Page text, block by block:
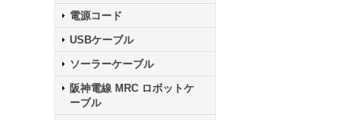
電源コード
USBケーブル
ソーラーケーブル
阪神電線 MRC ロボットケ
ーブル